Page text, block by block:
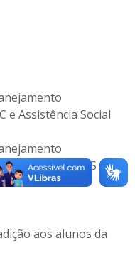
e Assistência Social
DO PSS
aos alunos da